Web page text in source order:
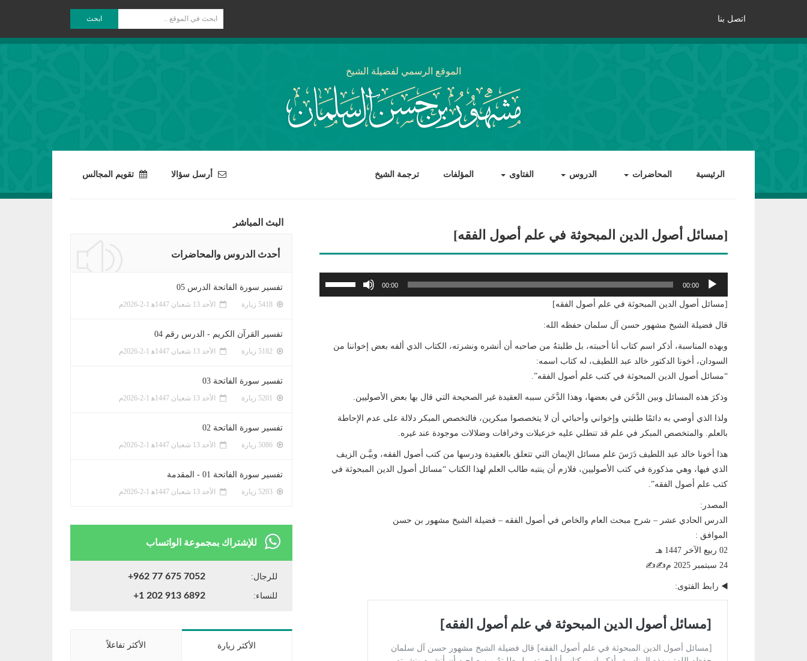
اتصل بنا ابحث
الموقع الرسمي لفضيلة الشيخ
الرئيسية المحاضرات الدروس الفتاوى المؤلفات ترجمة الشيخ أرسل سؤالا تقويم المجالس
[مسائل أصول الدين المبحوثة في علم أصول الفقه]
مشغل
الصوت
00:00
00:00
[مسائل أصول الدين المبحوثة في علم أصول الفقه]
قال فضيلة الشيخ مشهور حسن آل سلمان حفظه الله:
وبهذه المناسبة، أذكر اسم كتاب أنا أحببته، بل طلبتهُ من صاحبه أن أنشره ونشرته، الكتاب الذي ألفه بعض إخواننا من
السودان، أخونا الدكتور خالد عبد اللطيف، له كتاب اسمه:
“مسائل أصول الدين المبحوثة في كتب علم أصول الفقه”.
وذكرَ هذه المسائل وبين الدَّخَن في بعضها، وهذا الدَّخَن سببه العقيدة غير الصحيحة التي قال بها بعض الأصوليين.
ولذا الذي أوصي به دائمًا طلبتي وإخواني وأحبائي أن لا يتخصصوا مبكرين، فالتخصص المبكر دلالة على عدم الإحاطة
بالعلم. والمتخصص المبكر في علم قد تنطلي عليه خزعبلات وخرافات وضلالات موجودة عند غيره.
هذا أخونا خالد عبد اللطيف دَرَسَ علم مسائل الإيمان التي تتعلق بالعقيدة ودرسها من كتب أصول الفقه، وبيَّـن الزيف
الذي فيها، وهي مذكورة في كتب الأصوليين، فلازم أن ينتبه طالب العلم لهذا الكتاب “مسائل أصول الدين المبحوثة في
كتب علم أصول الفقه”.
المصدر:
الدرس الحادي عشر – شرح مبحث العام والخاص في أصول الفقه – فضيلة الشيخ مشهور بن حسن
الموافق :
02 ربيع الآخر 1447 هـ
24 سبتمبر 2025 م✍️✍️
◀️ رابط الفتوى:
البث المباشر
أحدث الدروس والمحاضرات
تفسير سورة الفاتحة الدرس 05
الأحد 13 شعبان 1447ﻫ 1-2-2026م
تفسير القرآن الكريم - الدرس رقم 04
الأحد 13 شعبان 1447ﻫ 1-2-2026م
تفسير سورة الفاتحة 03
الأحد 13 شعبان 1447ﻫ 1-2-2026م
تفسير سورة الفاتحة 02
الأحد 13 شعبان 1447ﻫ 1-2-2026م
تفسير سورة الفاتحة 01 - المقدمة
الأحد 13 شعبان 1447ﻫ 1-2-2026م
للإشتراك بمجموعة الواتساب
للرجال: +962 77 675 7052
للنساء: +1 202 913 6892
الأكثر زيارة الأكثر تفاعلاً